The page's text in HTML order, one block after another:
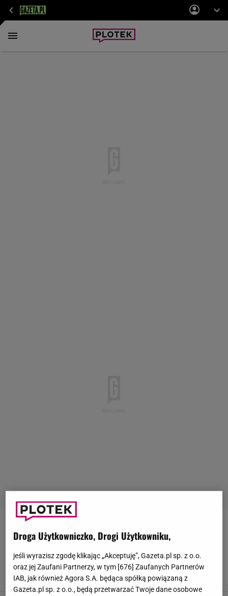
MARTA LIPIŃSKA
Tak w młodości wyglądała Michałowa z
"Rancza". Już w latach 60. zachwycała urodą
Alicja Wójcik,18 LIPCA 2026, 12:30
Droga Użytkowniczko, Drogi Użytkowniku,
jeśli wyrazisz zgodę klikając „Akceptuję”, Gazeta.pl sp. z o.o.
oraz jej Zaufani Partnerzy, w tym [676] Zaufanych Partnerów
IAB, jak również Agora S.A. będąca spółką powiązaną z
Gazeta.pl sp. z o.o., będą przetwarzać Twoje dane osobowe